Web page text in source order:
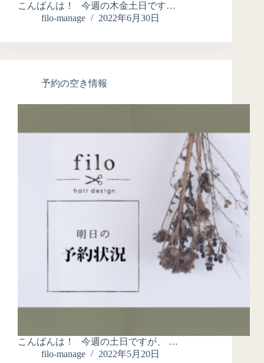
こんばんは！ 今週の木金土日です…
filo-manage
2022年6月30日
予約の空き情報
こんばんは！ 今週の土日ですが、 …
filo-manage
2022年5月20日